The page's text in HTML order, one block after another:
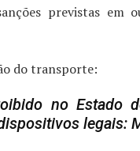
previstas em
do transporte:
no Estado
legais: